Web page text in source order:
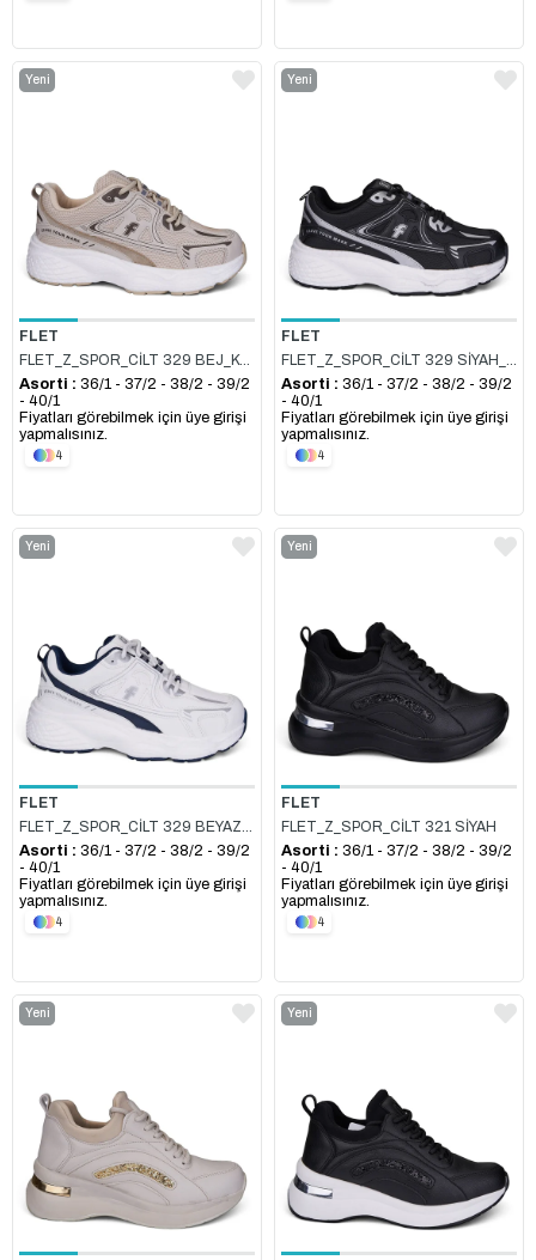
FLET
FLET_Z_SPOR_CİLT 329 BEJ_KAHVE
Yeni
Asorti : 36/1 - 37/2 - 38/2 - 39/2
- 40/1
Fiyatları görebilmek için üye girişi
yapmalısınız.
4
FLET
FLET_Z_SPOR_CİLT 329 SİYAH_BEYAZ
Yeni
Asorti : 36/1 - 37/2 - 38/2 - 39/2
- 40/1
Fiyatları görebilmek için üye girişi
yapmalısınız.
4
FLET
FLET_Z_SPOR_CİLT 329 BEYAZ_LACİ
Yeni
Asorti : 36/1 - 37/2 - 38/2 - 39/2
- 40/1
Fiyatları görebilmek için üye girişi
yapmalısınız.
4
FLET
FLET_Z_SPOR_CİLT 321 SİYAH
Yeni
Asorti : 36/1 - 37/2 - 38/2 - 39/2
- 40/1
Fiyatları görebilmek için üye girişi
yapmalısınız.
4
Yeni
Yeni